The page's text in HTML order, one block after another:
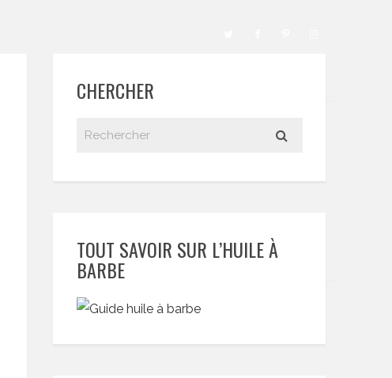
CHERCHER
TOUT SAVOIR SUR L’HUILE À
BARBE